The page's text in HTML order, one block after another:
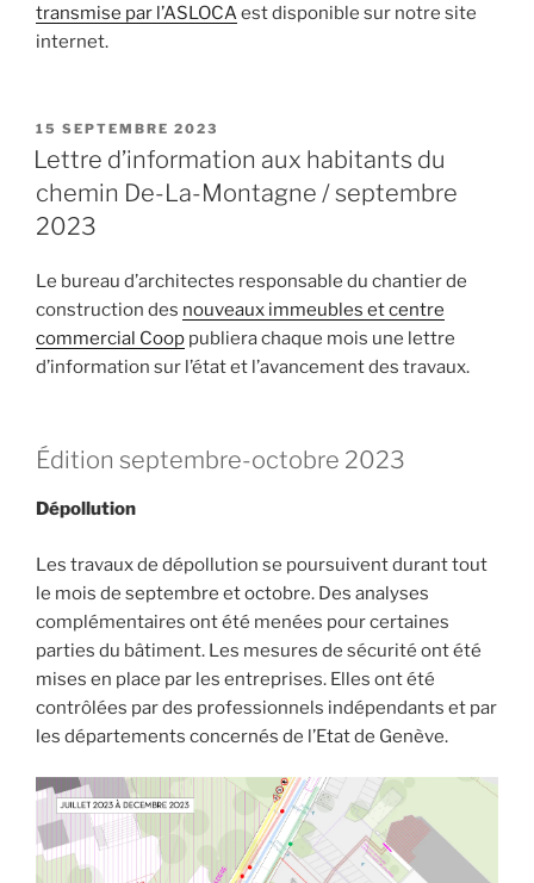
transmise par l’ASLOCAest disponible sur notre site
internet.
PUBLIÉ
LE
15 SEPTEMBRE 2023
Lettre d’information aux habitants du
chemin De-La-Montagne / septembre
2023
Le bureau d’architectes responsable du chantier de
construction des nouveaux immeubles et centre
commercial Coop publiera chaque mois une lettre
d’information sur l’état et l’avancement des travaux.
Édition septembre-octobre 2023
Dépollution
Les travaux de dépollution se poursuivent durant tout
le mois de septembre et octobre. Des analyses
complémentaires ont été menées pour certaines
parties du bâtiment. Les mesures de sécurité ont été
mises en place par les entreprises. Elles ont été
contrôlées par des professionnels indépendants et par
les départements concernés de l’Etat de Genève.